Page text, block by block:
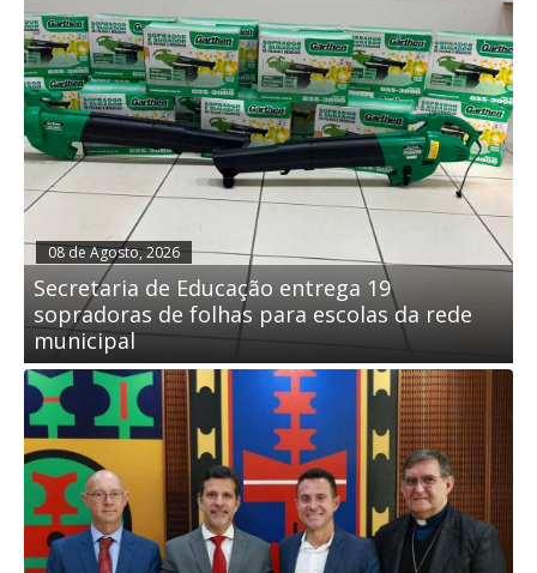
08 de Agosto, 2026
Secretaria de Educação entrega 19
sopradoras de folhas para escolas da rede
municipal